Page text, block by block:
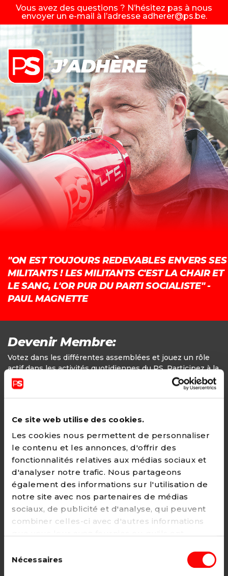
Ce site web utilise des cookies.
Les cookies nous permettent de personnaliser
le contenu et les annonces, d'offrir des
fonctionnalités relatives aux médias sociaux et
d'analyser notre trafic. Nous partageons
également des informations sur l'utilisation de
notre site avec nos partenaires de médias
sociaux, de publicité et d'analyse, qui peuvent
combiner celles-ci avec d'autres informations
services. Vous pouvez à tout moment modifier
politique
duNécessaires
Vous avez des questions ? N’hésitez pas à nous
envoyer un e-mail à l’adresse adherer@ps.be.
J’ADHÈRE
"ON EST TOUJOURS REDEVABLES ENVERS SES
MILITANTS ! LES MILITANTS C'EST LA CHAIR ET
LE SANG, L'OR PUR DU PARTI SOCIALISTE" -
PAUL MAGNETTE
Devenir Membre:
Votez dans les différentes assemblées et jouez un rôle
actif dans les activités quotidiennes du PS. Participez à la
définition des positions politiques.
24€ - Paiement annuel
CHOISIR →
Adhésion
2€ - Paiement mensuel